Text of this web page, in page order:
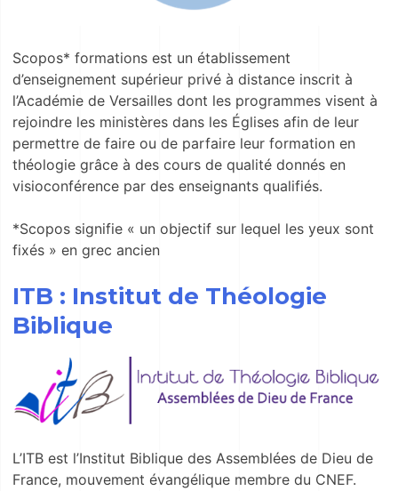
Scopos* formations est un établissement
d’enseignement supérieur privé à distance inscrit à
l’Académie de Versailles dont les programmes visent à
rejoindre les ministères dans les Églises afin de leur
permettre de faire ou de parfaire leur formation en
théologie grâce à des cours de qualité donnés en
visioconférence par des enseignants qualifiés.
*Scopos signifie « un objectif sur lequel les yeux sont
fixés » en grec ancien
ITB : Institut de Théologie
Biblique
L’ITB est l’Institut Biblique des Assemblées de Dieu de
France, mouvement évangélique membre du CNEF.